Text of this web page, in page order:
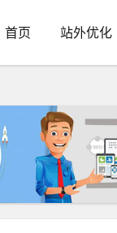
首页 站外优化